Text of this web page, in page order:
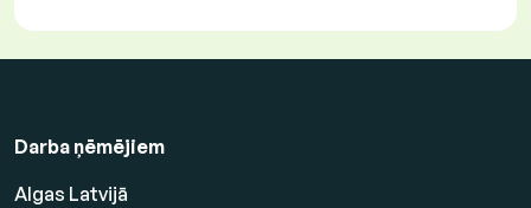
Darba ņēmējiem
Algas Latvijā